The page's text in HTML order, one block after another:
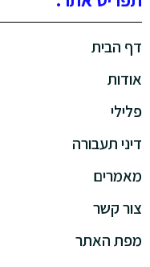
דף הבית
אודות
פלילי
דיני תעבורה
מאמרים
צור קשר
מפת האתר